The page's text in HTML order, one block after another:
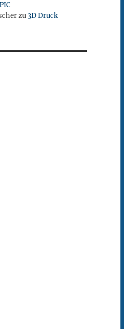
zu 3D Druck